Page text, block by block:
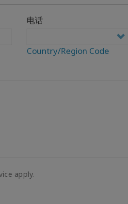
电话
Country/Region Code
apply.